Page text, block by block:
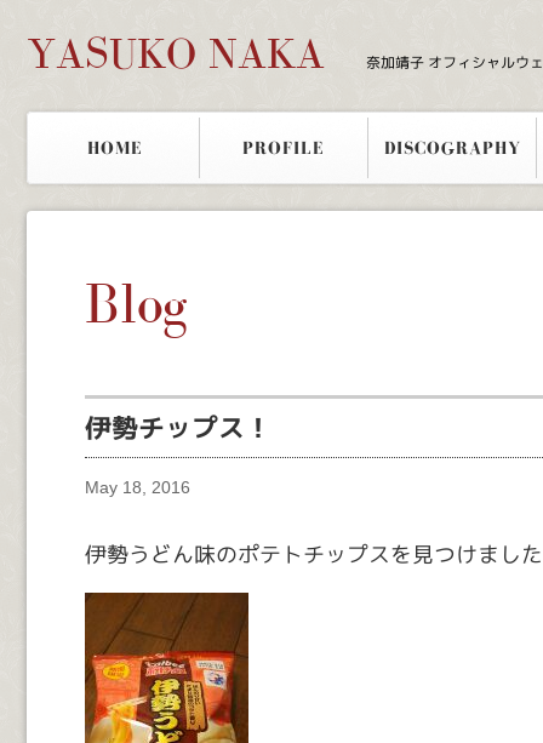
YASUKO NAKA 奈加靖子 オフィシャルウ
HOME PROFILE DISCOGRAPHY
Blog
伊勢チップス！
May 18, 2016
伊勢うどん味のポテトチップスを見つけまし